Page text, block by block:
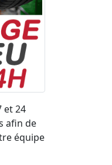
et 24
afin de
équipe